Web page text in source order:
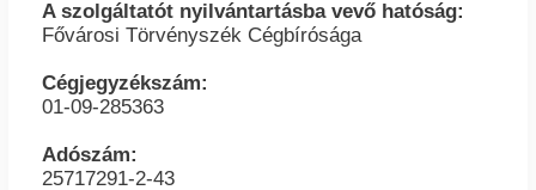
A szolgáltatót nyilvántartásba vevő hatóság:
Fővárosi Törvényszék Cégbírósága
Cégjegyzékszám:
01-09-285363
Adószám:
25717291-2-43